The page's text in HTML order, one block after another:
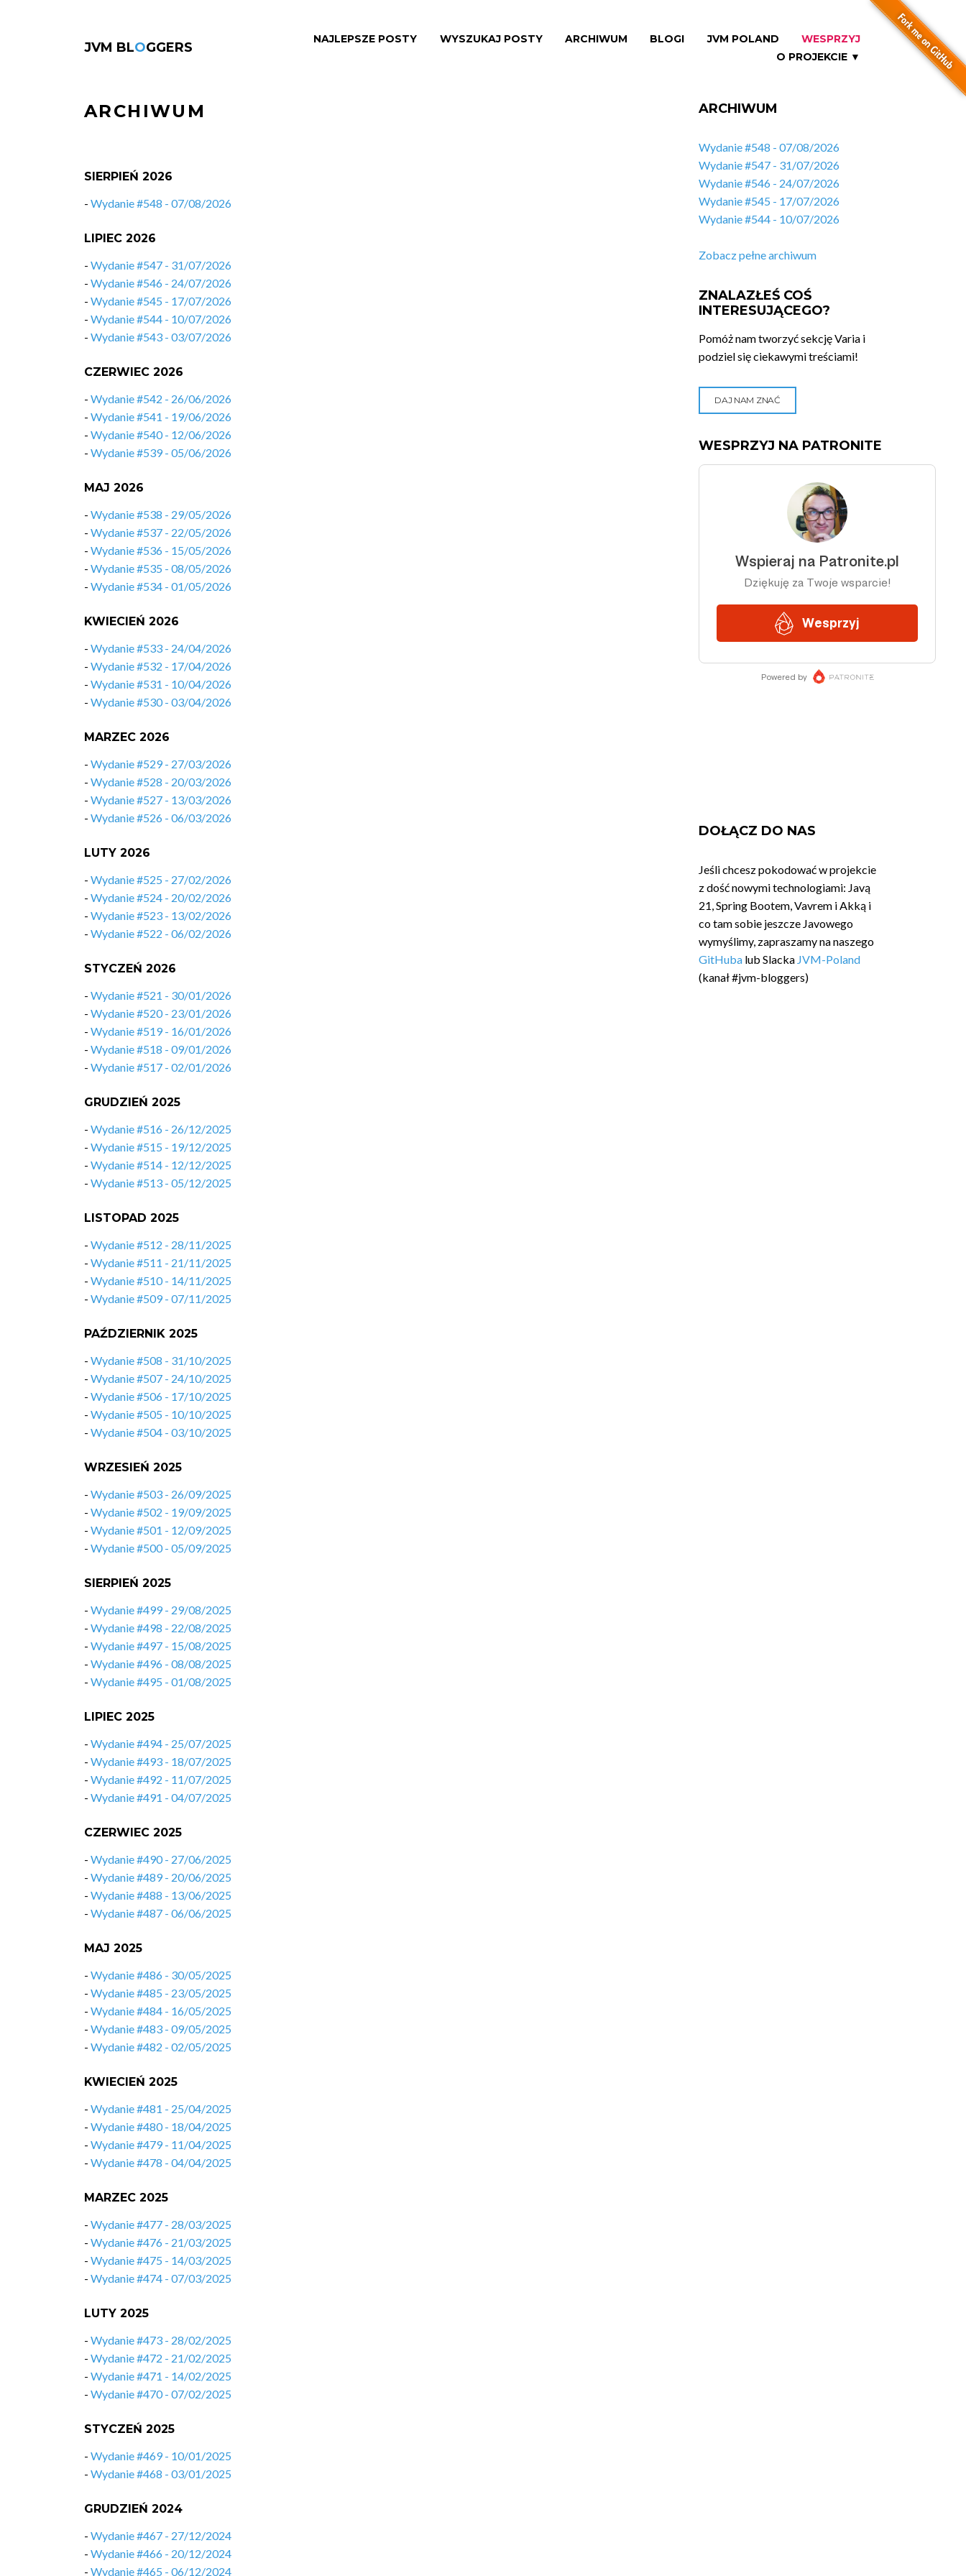
JVM BLOGGERS
NAJLEPSZE POSTY WYSZUKAJ POSTY ARCHIWUM BLOGI JVM POLAND
WESPRZYJ
O PROJEKCIE ▼
ARCHIWUM
SIERPIEŃ 2026
- Wydanie #548 - 07/08/2026
LIPIEC 2026
- Wydanie #547 - 31/07/2026
- Wydanie #546 - 24/07/2026
- Wydanie #545 - 17/07/2026
- Wydanie #544 - 10/07/2026
- Wydanie #543 - 03/07/2026
CZERWIEC 2026
- Wydanie #542 - 26/06/2026
- Wydanie #541 - 19/06/2026
- Wydanie #540 - 12/06/2026
- Wydanie #539 - 05/06/2026
MAJ 2026
- Wydanie #538 - 29/05/2026
- Wydanie #537 - 22/05/2026
- Wydanie #536 - 15/05/2026
- Wydanie #535 - 08/05/2026
- Wydanie #534 - 01/05/2026
KWIECIEŃ 2026
- Wydanie #533 - 24/04/2026
- Wydanie #532 - 17/04/2026
- Wydanie #531 - 10/04/2026
- Wydanie #530 - 03/04/2026
MARZEC 2026
- Wydanie #529 - 27/03/2026
- Wydanie #528 - 20/03/2026
- Wydanie #527 - 13/03/2026
- Wydanie #526 - 06/03/2026
LUTY 2026
- Wydanie #525 - 27/02/2026
- Wydanie #524 - 20/02/2026
- Wydanie #523 - 13/02/2026
- Wydanie #522 - 06/02/2026
STYCZEŃ 2026
- Wydanie #521 - 30/01/2026
- Wydanie #520 - 23/01/2026
- Wydanie #519 - 16/01/2026
- Wydanie #518 - 09/01/2026
- Wydanie #517 - 02/01/2026
GRUDZIEŃ 2025
- Wydanie #516 - 26/12/2025
- Wydanie #515 - 19/12/2025
- Wydanie #514 - 12/12/2025
- Wydanie #513 - 05/12/2025
LISTOPAD 2025
- Wydanie #512 - 28/11/2025
- Wydanie #511 - 21/11/2025
- Wydanie #510 - 14/11/2025
- Wydanie #509 - 07/11/2025
PAŹDZIERNIK 2025
- Wydanie #508 - 31/10/2025
- Wydanie #507 - 24/10/2025
- Wydanie #506 - 17/10/2025
- Wydanie #505 - 10/10/2025
- Wydanie #504 - 03/10/2025
WRZESIEŃ 2025
- Wydanie #503 - 26/09/2025
- Wydanie #502 - 19/09/2025
- Wydanie #501 - 12/09/2025
- Wydanie #500 - 05/09/2025
SIERPIEŃ 2025
- Wydanie #499 - 29/08/2025
- Wydanie #498 - 22/08/2025
- Wydanie #497 - 15/08/2025
- Wydanie #496 - 08/08/2025
- Wydanie #495 - 01/08/2025
LIPIEC 2025
- Wydanie #494 - 25/07/2025
- Wydanie #493 - 18/07/2025
- Wydanie #492 - 11/07/2025
- Wydanie #491 - 04/07/2025
CZERWIEC 2025
- Wydanie #490 - 27/06/2025
- Wydanie #489 - 20/06/2025
- Wydanie #488 - 13/06/2025
- Wydanie #487 - 06/06/2025
MAJ 2025
- Wydanie #486 - 30/05/2025
- Wydanie #485 - 23/05/2025
- Wydanie #484 - 16/05/2025
- Wydanie #483 - 09/05/2025
- Wydanie #482 - 02/05/2025
KWIECIEŃ 2025
- Wydanie #481 - 25/04/2025
- Wydanie #480 - 18/04/2025
- Wydanie #479 - 11/04/2025
- Wydanie #478 - 04/04/2025
MARZEC 2025
- Wydanie #477 - 28/03/2025
- Wydanie #476 - 21/03/2025
- Wydanie #475 - 14/03/2025
- Wydanie #474 - 07/03/2025
LUTY 2025
- Wydanie #473 - 28/02/2025
- Wydanie #472 - 21/02/2025
- Wydanie #471 - 14/02/2025
- Wydanie #470 - 07/02/2025
STYCZEŃ 2025
- Wydanie #469 - 10/01/2025
- Wydanie #468 - 03/01/2025
GRUDZIEŃ 2024
- Wydanie #467 - 27/12/2024
- Wydanie #466 - 20/12/2024
- Wydanie #465 - 06/12/2024
ARCHIWUM
Wydanie #548 - 07/08/2026
Wydanie #547 - 31/07/2026
Wydanie #546 - 24/07/2026
Wydanie #545 - 17/07/2026
Wydanie #544 - 10/07/2026
Zobacz pełne archiwum
ZNALAZŁEŚ COŚ
INTERESUJĄCEGO?
Pomóż nam tworzyć sekcję Varia i
podziel się ciekawymi treściami!
DAJ NAM ZNAĆ
WESPRZYJ NA PATRONITE
DOŁĄCZ DO NAS
Jeśli chcesz pokodować w projekcie
z dość nowymi technologiami: Javą
21, Spring Bootem, Vavrem i Akką i
co tam sobie jeszcze Javowego
wymyślimy, zapraszamy na naszego
GitHuba lub Slacka JVM-Poland
(kanał #jvm-bloggers)